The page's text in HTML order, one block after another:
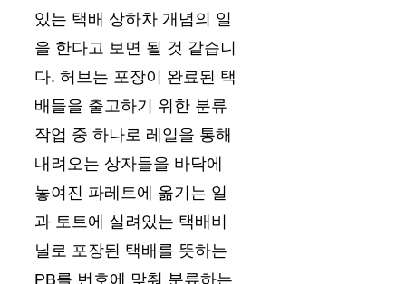
있는 택배 상하차 개념의 일
을 한다고 보면 될 것 같습니
다. 허브는 포장이 완료된 택
배들을 출고하기 위한 분류
작업 중 하나로 레일을 통해
내려오는 상자들을 바닥에
놓여진 파레트에 옮기는 일
과 토트에 실려있는 택배비
닐로 포장된 택배를 뜻하는
PB를 번호에 맞춰 분류하는